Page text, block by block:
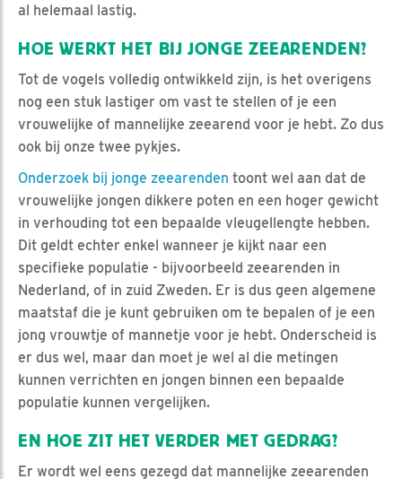
al helemaal lastig.
HOE WERKT HET BIJ JONGE ZEEARENDEN?
Tot de vogels volledig ontwikkeld zijn, is het overigens
nog een stuk lastiger om vast te stellen of je een
vrouwelijke of mannelijke zeearend voor je hebt. Zo dus
ook bij onze twee pykjes.
Onderzoek bij jonge zeearenden toont wel aan dat de
vrouwelijke jongen dikkere poten en een hoger gewicht
in verhouding tot een bepaalde vleugellengte hebben.
Dit geldt echter enkel wanneer je kijkt naar een
specifieke populatie - bijvoorbeeld zeearenden in
Nederland, of in zuid Zweden. Er is dus geen algemene
maatstaf die je kunt gebruiken om te bepalen of je een
jong vrouwtje of mannetje voor je hebt. Onderscheid is
er dus wel, maar dan moet je wel al die metingen
kunnen verrichten en jongen binnen een bepaalde
populatie kunnen vergelijken.
EN HOE ZIT HET VERDER MET GEDRAG?
Er wordt wel eens gezegd dat mannelijke zeearenden